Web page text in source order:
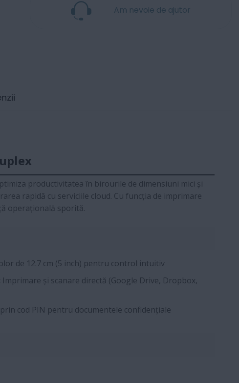
Am nevoie de ajutor
productivitatea în birourile de dimensiuni mici și
rapidă cu serviciile cloud. Cu funcția de imprimare
operațională sporită.
de 12.7 cm (5 inch) pentru control intuitiv
Imprimare și scanare directă (Google Drive, Dropbox,
cod PIN pentru documentele confidențiale